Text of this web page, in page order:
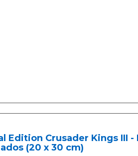
Edition Crusader Kings III
(20 x 30 cm)